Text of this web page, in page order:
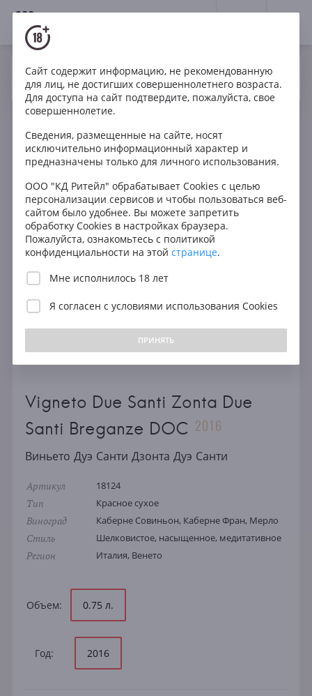
18+
Ваш город Москва ? Да
Вино Красное Сухое
Италия
Vigneto Due Santi Zonta Due Santi Breganze DOC
Vigneto Due Santi Zonta Due
Santi Breganze DOC 2016
Виньето Дуэ Санти Дзонта Дуэ Санти
Артикул 18124
Тип Красное сухое
Виноград Каберне Совиньон, Каберне Фран, Мерло
Стиль Шелковистое, насыщенное, медитативное
Регион Италия, Венето
Объем: 0.75 л.
Год: 2016
Сайт содержит информацию, не рекомендованную
для лиц, не достигших совершеннолетнего возраста.
Для доступа на сайт подтвердите, пожалуйста, свое
совершеннолетие.
Сведения, размещенные на сайте, носят
исключительно информационный характер и
предназначены только для личного использования.
ООО "КД Ритейл" обрабатывает Cookies с целью
персонализации сервисов и чтобы пользоваться веб-
сайтом было удобнее. Вы можете запретить
обработку Cookies в настройках браузера.
Пожалуйста, ознакомьтесь с политикой
конфиденциальности на этой странице.
Мне исполнилось 18 лет
Я согласен с условиями использования Cookies
ПРИНЯТЬ